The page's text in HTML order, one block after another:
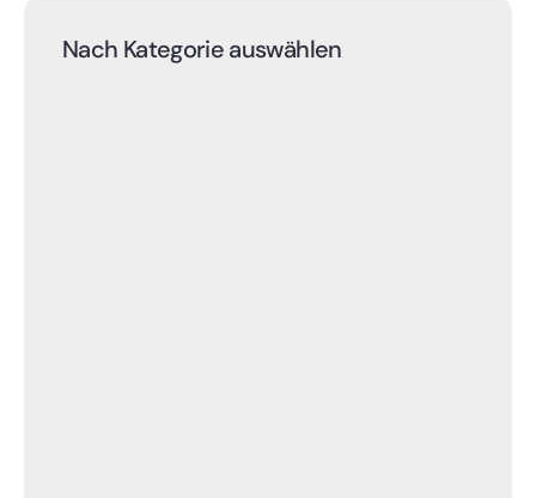
Nach Kategorie auswählen